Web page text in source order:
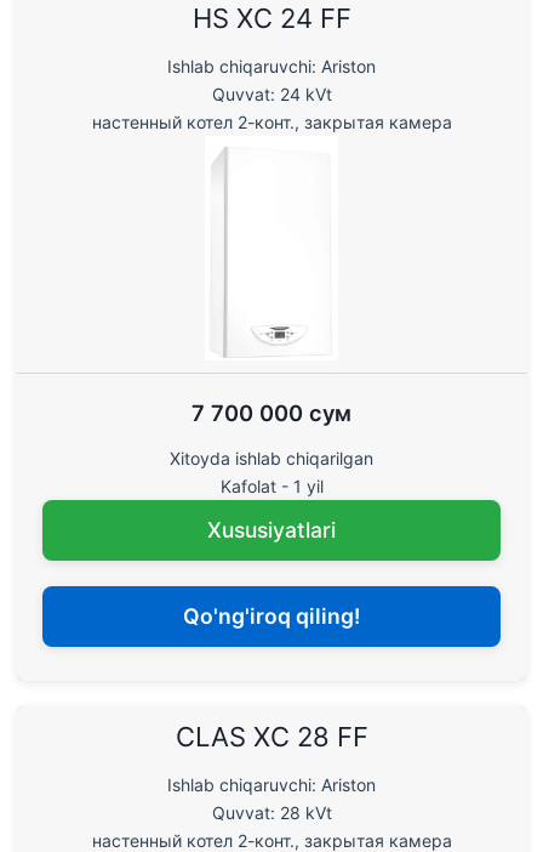
HS XC 24 FF
Ishlab chiqaruvchi: Ariston
Quvvat: 24 kVt
настенный котел 2-конт., закрытая камера
7 700 000 сум
Xitoyda ishlab chiqarilgan
Kafolat - 1 yil
Xususiyatlari
Qo'ng'iroq qiling!
CLAS XC 28 FF
Ishlab chiqaruvchi: Ariston
Quvvat: 28 kVt
настенный котел 2-конт., закрытая камера